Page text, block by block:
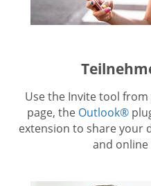
Use the Invite tool
page, the Outlook®
extension to share your
and online